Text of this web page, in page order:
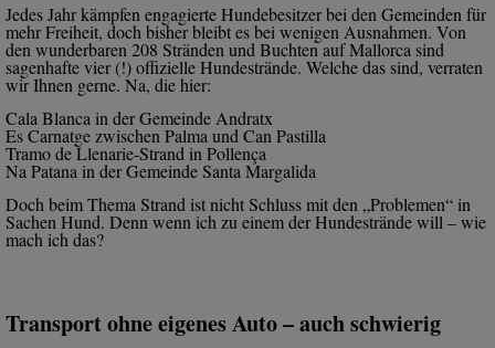
Jedes Jahr kämpfen engagierte Hundebesitzer bei den Gemeinden für
mehr Freiheit, doch bisher bleibt es bei wenigen Ausnahmen. Von
den wunderbaren 208 Stränden und Buchten auf Mallorca sind
sagenhafte vier (!) offizielle Hundestrände. Welche das sind, verraten
wir Ihnen gerne. Na, die hier:
Cala Blanca in der Gemeinde Andratx
Es Carnatge zwischen Palma und Can Pastilla
Tramo de Llenarie-Strand in Pollença
Na Patana in der Gemeinde Santa Margalida
Doch beim Thema Strand ist nicht Schluss mit den „Problemen“ in
Sachen Hund. Denn wenn ich zu einem der Hundestrände will – wie
mach ich das?
Transport ohne eigenes Auto – auch schwierig